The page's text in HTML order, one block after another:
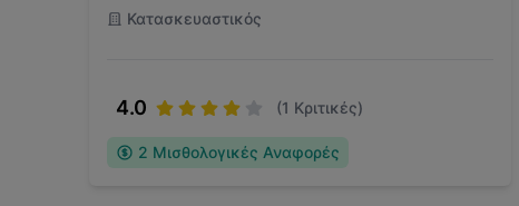
Κατασκευαστικός
4.0 (1 Κριτικές)
2 Μισθολογικές Αναφορές